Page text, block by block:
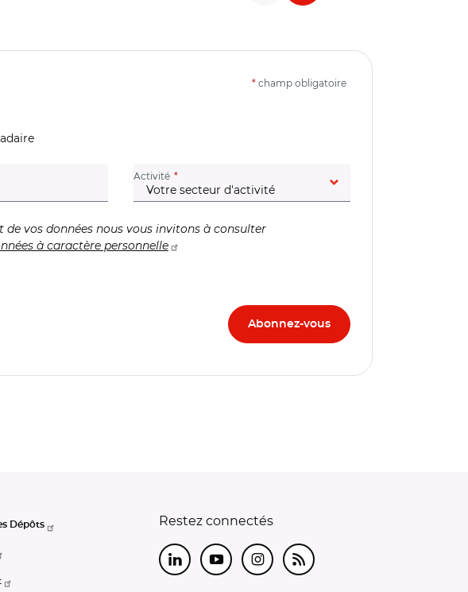
* champ obligatoire
Activité (champ obligatoire)
vos données nous vous invitons à consulter
à caractère personnelle
Dépôts Restez connectés
LinkedInYoutubeInstagram
RSS